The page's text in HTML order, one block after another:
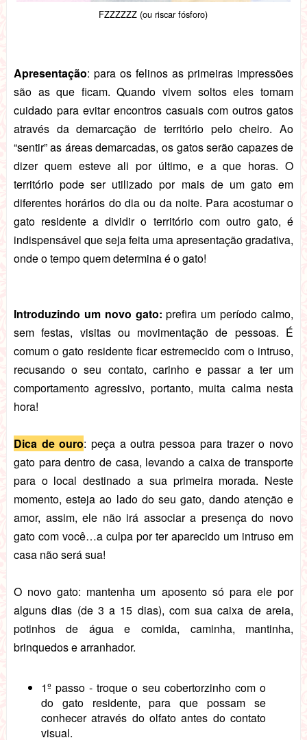
FZZZZZZ (ou riscar fósforo)
Apresentação: para os felinos as primeiras impressões
são as que ficam. Quando vivem soltos eles tomam
cuidado para evitar encontros casuais com outros gatos
através da demarcação de território pelo cheiro. Ao
“sentir” as áreas demarcadas, os gatos serão capazes de
dizer quem esteve ali por último, e a que horas. O
território pode ser utilizado por mais de um gato em
diferentes horários do dia ou da noite. Para acostumar o
gato residente a dividir o território com outro gato, é
indispensável que seja feita uma apresentação gradativa,
onde o tempo quem determina é o gato!
Introduzindo um novo gato: prefira um período calmo,
sem festas, visitas ou movimentação de pessoas. É
comum o gato residente ficar estremecido com o intruso,
recusando o seu contato, carinho e passar a ter um
comportamento agressivo, portanto, muita calma nesta
hora!
Dica de ouro: peça a outra pessoa para trazer o novo
gato para dentro de casa, levando a caixa de transporte
para o local destinado a sua primeira morada. Neste
momento, esteja ao lado do seu gato, dando atenção e
amor, assim, ele não irá associar a presença do novo
gato com você…a culpa por ter aparecido um intruso em
casa não será sua!
O novo gato: mantenha um aposento só para ele por
alguns dias (de 3 a 15 dias), com sua caixa de areia,
potinhos de água e comida, caminha, mantinha,
brinquedos e arranhador.
1º passo - troque o seu cobertorzinho com o
do gato residente, para que possam se
conhecer através do olfato antes do contato
visual.